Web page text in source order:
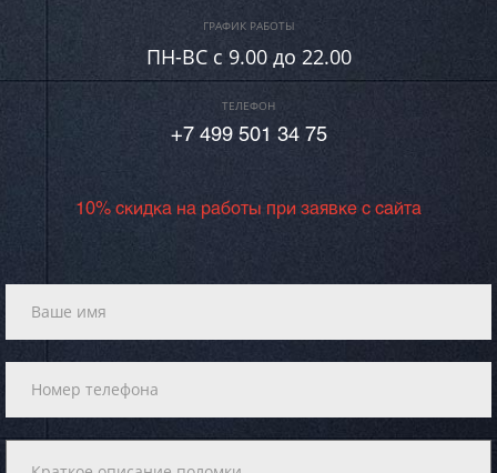
ГРАФИК РАБОТЫ
ПН-ВC c 9.00 до 22.00
ТЕЛЕФОН
+7 499 501 34 75
10% скидка на работы при заявке с сайта